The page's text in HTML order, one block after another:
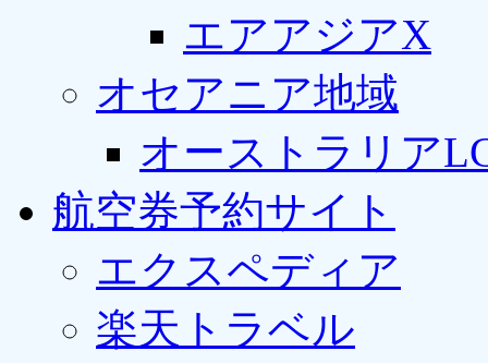
エアアジアX
オセアニア地域
オーストラリア
航空券予約サイト
エクスペディア
楽天トラベル